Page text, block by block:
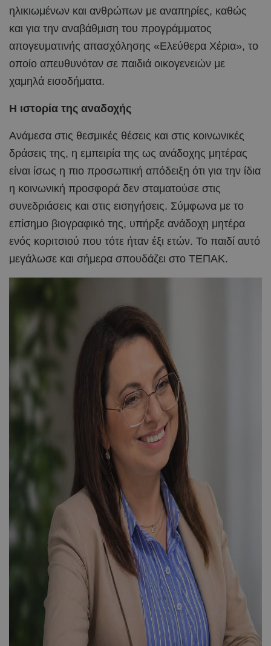
ηλικιωμένων και ανθρώπων με αναπηρίες, καθώς
και για την αναβάθμιση του προγράμματος
απογευματινής απασχόλησης «Ελεύθερα Χέρια», το
οποίο απευθυνόταν σε παιδιά οικογενειών με
χαμηλά εισοδήματα.
Η ιστορία της αναδοχής
Ανάμεσα στις θεσμικές θέσεις και στις κοινωνικές
δράσεις της, η εμπειρία της ως ανάδοχης μητέρας
είναι ίσως η πιο προσωπική απόδειξη ότι για την ίδια
η κοινωνική προσφορά δεν σταματούσε στις
συνεδριάσεις και στις εισηγήσεις. Σύμφωνα με το
επίσημο βιογραφικό της, υπήρξε ανάδοχη μητέρα
ενός κοριτσιού που τότε ήταν έξι ετών. Το παιδί αυτό
μεγάλωσε και σήμερα σπουδάζει στο ΤΕΠΑΚ.